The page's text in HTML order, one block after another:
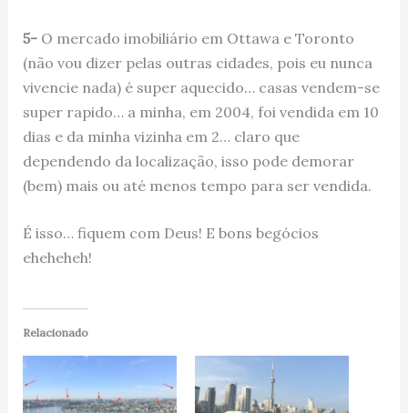
5-O mercado imobiliário em Ottawa e Toronto
(não vou dizer pelas outras cidades, pois eu nunca
vivencie nada) é super aquecido… casas vendem-se
super rapido… a minha, em 2004, foi vendida em 10
dias e da minha vizinha em 2… claro que
dependendo da localização, isso pode demorar
(bem) mais ou até menos tempo para ser vendida.
É isso… fiquem com Deus! E bons begócios
eheheheh!
Relacionado